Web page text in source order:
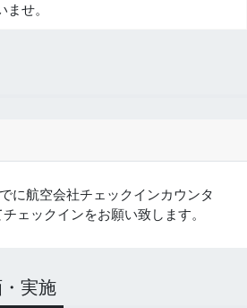
せ。
に航空会社チェックインカウンタ
ェックインをお願い致します。
実施